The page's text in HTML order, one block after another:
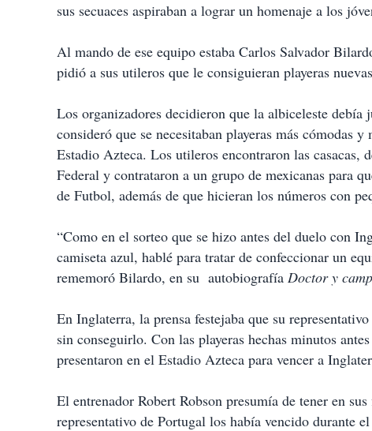
sus secuaces aspiraban a lograr un homenaje a los
Al mando de ese equipo estaba Carlos Salvador
pidió a sus utileros que le consiguieran playeras
Los organizadores decidieron que la albiceleste
consideró que se necesitaban playeras más cómodas
Estadio Azteca. Los utileros encontraron las
Federal y contrataron a un grupo de mexicanas para
de Futbol, además de que hicieran los números con
“Como en el sorteo que se hizo antes del duelo con
camiseta azul, hablé para tratar de confeccionar un
rememoró Bilardo, en su autobiografía Doctor y
En Inglaterra, la prensa festejaba que su
sin conseguirlo. Con las playeras hechas minutos
presentaron en el Estadio Azteca para vencer a
El entrenador Robert Robson presumía de tener en
representativo de Portugal los había vencido durante